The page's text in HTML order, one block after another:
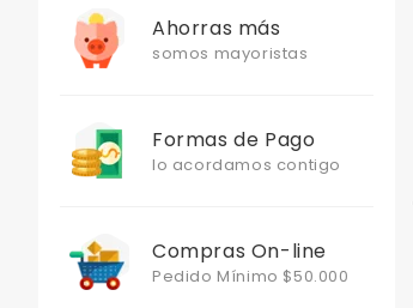
Ahorras más
somos mayoristas
Formas de Pago
lo acordamos contigo
Compras On-line
Pedido Mínimo $50.000